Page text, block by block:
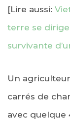
[Lire aussi:
terre se
survivante
Un
carrés de
avec quelque